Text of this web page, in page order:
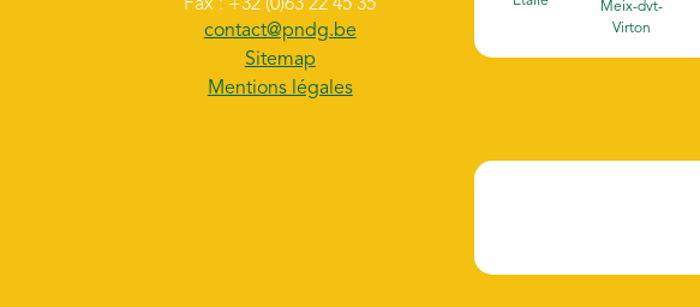
Fax : +32 (0)63 22 45 35
contact@pndg.be
Sitemap
Mentions légales
Meix-dvt-
Virton